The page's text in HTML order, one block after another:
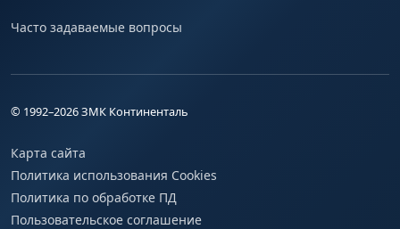
Часто задаваемые вопросы
© 1992–2026ЗМК Континенталь
Карта сайта
Политика использования Cookies
Политика по обработке ПД
Пользовательское соглашение